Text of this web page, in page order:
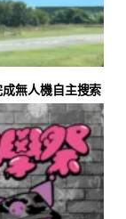
無人機自主搜索